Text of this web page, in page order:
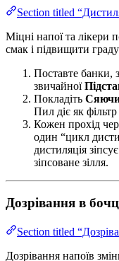
Section titled
Міцні напої та лікери
смак і підвищити
Поставте банки,
звичайної
Покладіть
Пил діє як фільтр
Кожен прохід
один “цикл
дистиляція
зіпсоване зілля.
Дозрівання в
Section titled
Дозрівання напоїв